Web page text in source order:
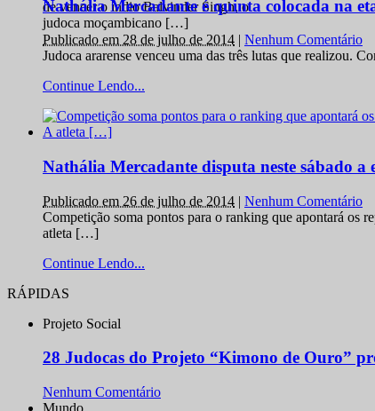
de vencer o índio Balvinder Singh, o
judoca moçambicano […]
Nathália Mercadante é quinta colocada na
Publicado em 28 de julho de 2014 | Nenhum Comentário
Judoca ararense venceu uma das três lutas que realizou.
Continue Lendo...
Nathália Mercadante disputa neste sábado
Publicado em 26 de julho de 2014 | Nenhum Comentário
Competição soma pontos para o ranking que apontará os
atleta […]
Continue Lendo...
RÁPIDAS
Projeto Social
28 Judocas do Projeto “Kimono de Ouro”
Nenhum Comentário
Mundo